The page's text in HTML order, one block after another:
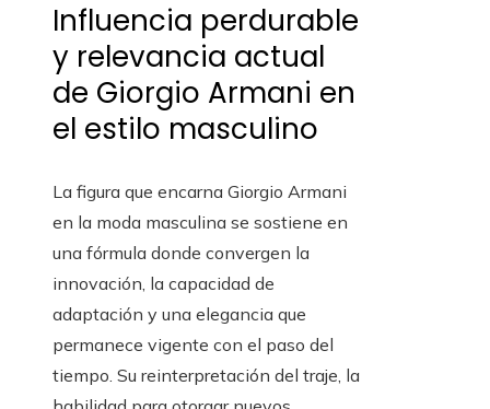
Influencia perdurable
y relevancia actual
de Giorgio Armani en
el estilo masculino
La figura que encarna Giorgio Armani
en la moda masculina se sostiene en
una fórmula donde convergen la
innovación, la capacidad de
adaptación y una elegancia que
permanece vigente con el paso del
tiempo. Su reinterpretación del traje, la